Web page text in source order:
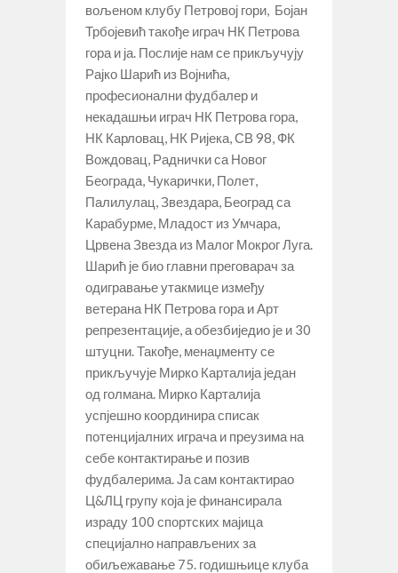
вољеном клубу Петровој гори, Бојан
Трбојевић такође играч НК Петрова
гора и ја. Послије нам се прикључују
Рајко Шарић из Војнића,
професионални фудбалер и
некадашњи играч НК Петрова гора,
НК Карловац, НК Ријека, СВ 98, ФК
Вождовац, Раднички са Новог
Београда, Чукарички, Полет,
Палилулац, Звездара, Београд са
Карабурме, Младост из Умчара,
Црвена Звезда из Малог Мокрог Луга.
Шарић је био главни преговарач за
одигравање утакмице између
ветерана НК Петрова гора и Арт
репрезентације, а обезбиједио је и 30
штуцни. Такође, менаџменту се
прикључује Мирко Карталија један
од голмана. Мирко Карталија
успјешно координира списак
потенцијалних играча и преузима на
себе контактирање и позив
фудбалерима. Ја сам контактирао
Ц&ЛЦ групу која је финансирала
израду 100 спортских мајица
специјално направљених за
обиљежавање 75. годишњице клуба